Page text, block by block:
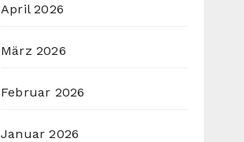
April 2026
März 2026
Februar 2026
Januar 2026